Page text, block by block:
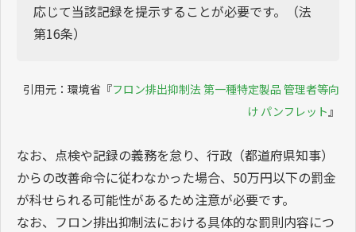
応じて当該記録を提示することが必要です。（法
第16条）
引用元：環境省『フロン排出抑制法 第一種特定製品 管理者等向
け パンフレット 』
なお、点検や記録の義務を怠り、行政（都道府県知事）
からの改善命令に従わなかった場合、50万円以下の罰金
が科せられる可能性があるため注意が必要です。
なお、フロン排出抑制法における具体的な罰則内容につ